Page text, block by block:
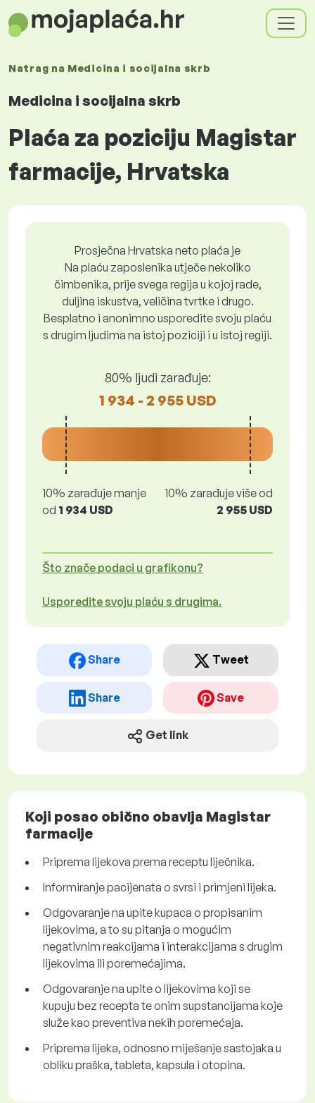
Natrag na Medicina i socijalna skrb
Medicina i socijalna skrb
Plaća za poziciju Magistar
farmacije, Hrvatska
Prosječna Hrvatska neto plaća je
Na plaću zaposlenika utječe nekoliko
čimbenika, prije svega regija u kojoj rade,
duljina iskustva, veličina tvrtke i drugo.
Besplatno i anonimno usporedite svoju plaću
s drugim ljudima na istoj poziciji i u istoj regiji.
80% ljudi zarađuje:
1 934 - 2 955 USD
10% zarađuje manje
od 1 934 USD
10% zarađuje više od
2 955 USD
Što znače podaci u grafikonu?
Usporedite svoju plaću s drugima.
Share Tweet
Share Save
Get link
Koji posao obično obavlja Magistar
farmacije
Priprema lijekova prema receptu liječnika.
Informiranje pacijenata o svrsi i primjeni lijeka.
Odgovaranje na upite kupaca o propisanim
lijekovima, a to su pitanja o mogućim
negativnim reakcijama i interakcijama s drugim
lijekovima ili poremećajima.
Odgovaranje na upite o lijekovima koji se
kupuju bez recepta te onim supstancijama koje
služe kao preventiva nekih poremećaja.
Priprema lijeka, odnosno miješanje sastojaka u
obliku praška, tableta, kapsula i otopina.